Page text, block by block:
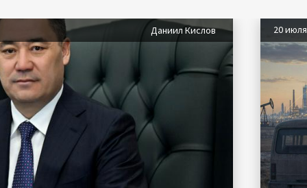
Даниил Кислов 20 июля